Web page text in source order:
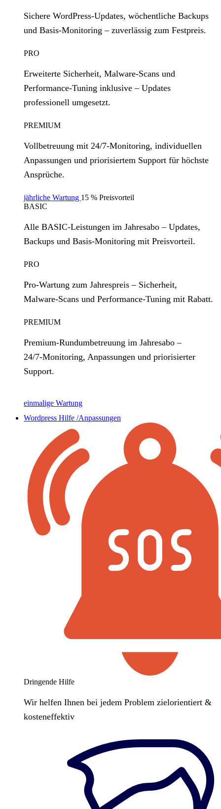
Sichere WordPress‑Updates, wöchentliche Backups
und Basis‑Monitoring – zuverlässig zum Festpreis.
PRO
Erweiterte Sicherheit, Malware‑Scans und
Performance‑Tuning inklusive – Updates
professionell umgesetzt.
PREMIUM
Vollbetreuung mit 24/7‑Monitoring, individuellen
Anpassungen und priorisiertem Support für höchste
Ansprüche.
jährliche Wartung 15 % Preisvorteil
BASIC
Alle BASIC‑Leistungen im Jahresabo – Updates,
Backups und Basis‑Monitoring mit Preisvorteil.
PRO
Pro‑Wartung zum Jahrespreis – Sicherheit,
Malware‑Scans und Performance‑Tuning mit Rabatt.
PREMIUM
Premium‑Rundumbetreuung im Jahresabo –
24/7‑Monitoring, Anpassungen und priorisierter
Support.
einmalige Wartung
Wordpress Hilfe /Anpassungen
Dringende Hilfe
Wir helfen Ihnen bei jedem Problem zielorientiert &
kosteneffektiv